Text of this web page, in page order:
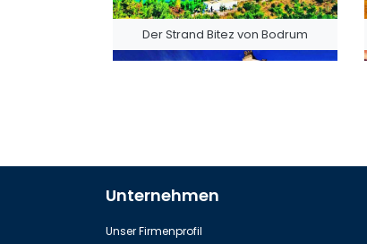
Der Strand Bitez von Bodrum
Das Mausoleum von Halikarnassos
Unternehmen
Unser Firmenprofil